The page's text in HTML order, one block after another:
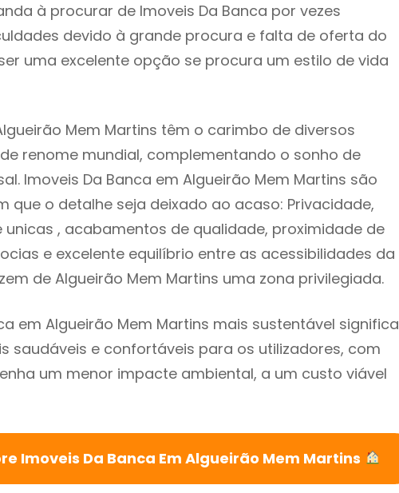
à procurar de Imoveis Da Banca por vezes
devido à grande procura e falta de oferta do
uma excelente opção se procura um estilo de vida
Mem Martins têm o carimbo de diversos
renome mundial, complementando o sonho de
Imoveis Da Banca em Algueirão Mem Martins são
que o detalhe seja deixado ao acaso: Privacidade,
, acabamentos de qualidade, proximidade de
e excelente equilíbrio entre as acessibilidades da
de Algueirão Mem Martins uma zona privilegiada.
em Algueirão Mem Martins mais sustentável significa
saudáveis e confortáveis para os utilizadores, com
um menor impacte ambiental, a um custo viável
Imoveis Da Banca Em Algueirão Mem Martins